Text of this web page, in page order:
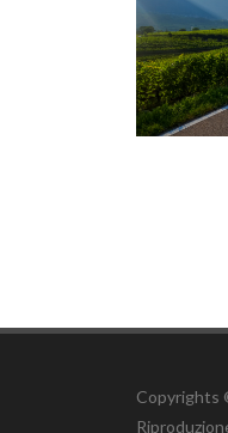
Copyrights